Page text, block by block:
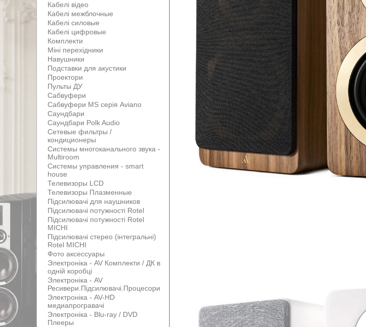
Кабелі відео
Кабелі межблочные
Кабелі силовые
Кабелі цифровые
Комплекти
Міні перехідники
Навушники
Подставки для акустики
Проектори
Пульты ДУ
Сабвуфери
Сабвуфери MS серія Aviano
Саундбари
Саундбари Polk Audio
Сетевые фильтры /
кондиционеры
Системы многоканального звука -
Multiroom
Системы управления - smart
house
Телевизоры LCD
Телевизоры Плазменные
Підсилювачі для наушников
Підсилювачі потужності Rotel
Підсилювачі потужності Rotel
MICHI
Підсилювачі стерео (інтегральні)
Rotel MICHI
Фото аксессуары
Электроніка - AV Комплекти / ДК в
одній коробці
Электроніка - AV
Ресивери.Підсилювачі.Процесори
Электроніка - AV-HD
медиапрогравачі
Электроніка - Blu-ray / DVD
Плееры